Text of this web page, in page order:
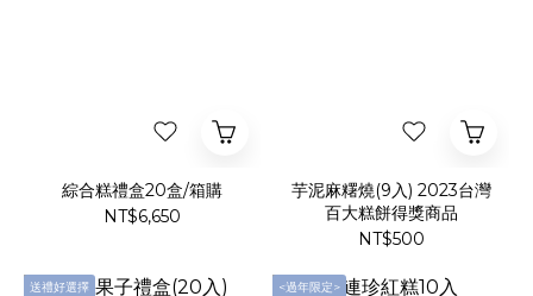
綜合糕禮盒20盒/箱購
NT$6,650
芋泥麻糬燒(9入) 2023台灣
百大糕餅得獎商品
NT$500
送禮好選擇 <過年限定>